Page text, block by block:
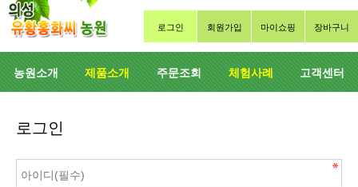
로그인 회원가입 마이쇼핑 장바구니
농원소개 제품소개 주문조회 체험사례 고객센터
로그인